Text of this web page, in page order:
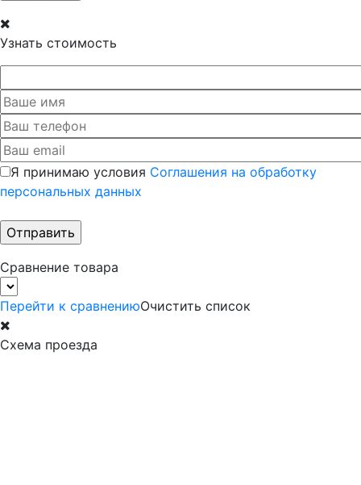
Узнать стоимость
Я принимаю условия Соглашения на обработку
персональных данных
Сравнение товара
Перейти к сравнениюОчистить список
Схема проезда